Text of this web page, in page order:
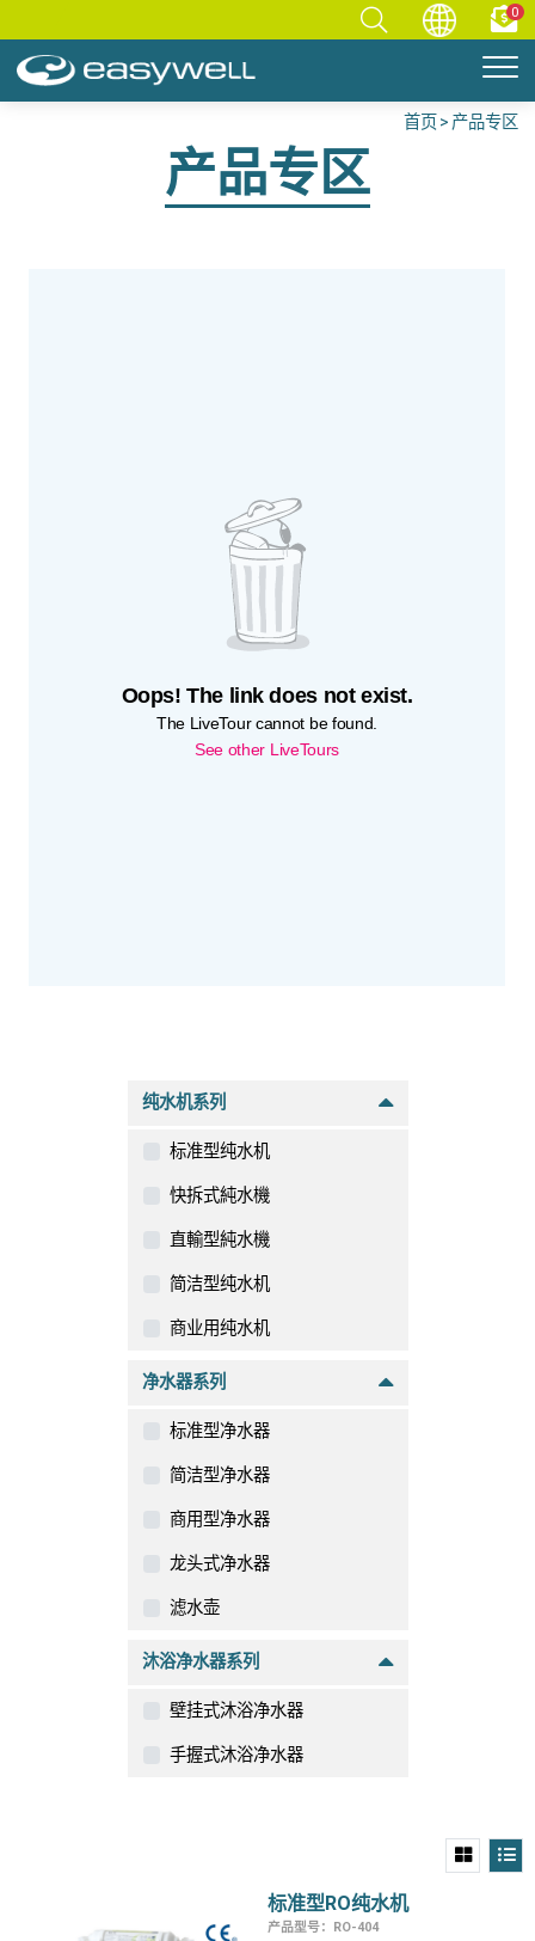
0
首页 产品专区
产品专区
纯水机系列
标准型纯水机
快拆式純水機
直輸型純水機
简洁型纯水机
商业用纯水机
净水器系列
标准型净水器
简洁型净水器
商用型净水器
龙头式净水器
滤水壶
沐浴净水器系列
壁挂式沐浴净水器
手握式沐浴净水器
标准型RO纯水机
产品型号：RO-404